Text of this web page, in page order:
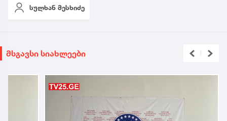
სულხან მესხიძე
მსგავსი სიახლეები